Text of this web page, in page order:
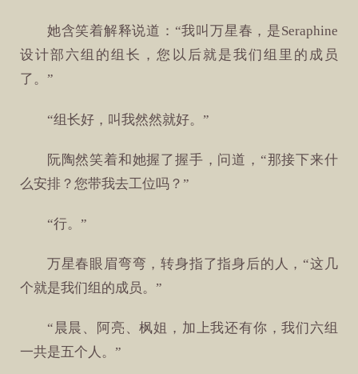
她含笑着解释说道：“我叫万星春，是Seraphine
设计部六组的组长，您以后就是我们组里的成员
了。”
“组长好，叫我然然就好。”
阮陶然笑着和她握了握手，问道，“那接下来什
么安排？您带我去工位吗？”
“行。”
万星春眼眉弯弯，转身指了指身后的人，“这几
个就是我们组的成员。”
“晨晨、阿亮、枫姐，加上我还有你，我们六组
一共是五个人。”